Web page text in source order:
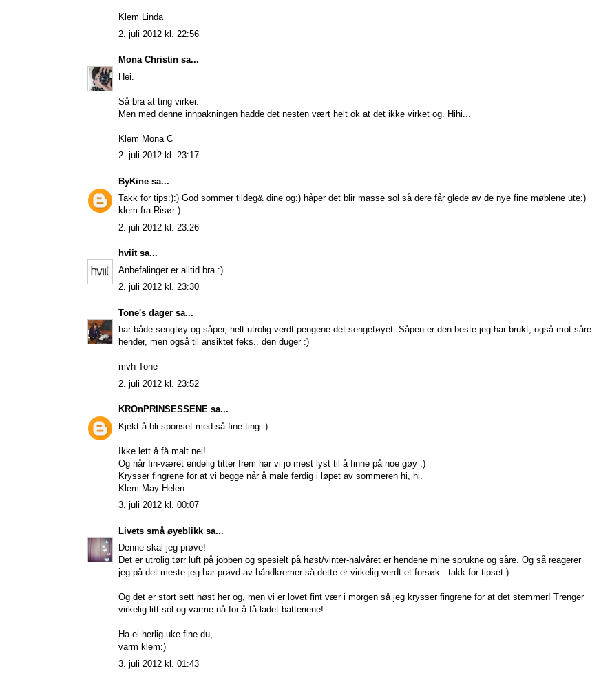
Klem Linda
2. juli 2012 kl. 22:56
Mona Christin sa...
Hei.
Så bra at ting virker.
Men med denne innpakningen hadde det nesten vært helt ok at det ikke virket og. Hihi...
Klem Mona C
2. juli 2012 kl. 23:17
ByKine sa...
Takk for tips:):) God sommer tildeg& dine og:) håper det blir masse sol så dere får glede av de nye fine møblene ute:)
klem fra Risør:)
2. juli 2012 kl. 23:26
hviitsa...
Anbefalinger er alltid bra :)
2. juli 2012 kl. 23:30
Tone's dager sa...
har både sengtøy og såper, helt utrolig verdt pengene det sengetøyet. Såpen er den beste jeg har brukt, også mot såre
hender, men også til ansiktet feks.. den duger :)
mvh Tone
2. juli 2012 kl. 23:52
KROnPRINSESSENE sa...
Kjekt å bli sponset med så fine ting :)
Ikke lett å få malt nei!
Og når fin-været endelig titter frem har vi jo mest lyst til å finne på noe gøy ;)
Krysser fingrene for at vi begge når å male ferdig i løpet av sommeren hi, hi.
Klem May Helen
3. juli 2012 kl. 00:07
Livets små øyeblikk sa...
Denne skal jeg prøve!
Det er utrolig tørr luft på jobben og spesielt på høst/vinter-halvåret er hendene mine sprukne og såre. Og så reagerer
jeg på det meste jeg har prøvd av håndkremer så dette er virkelig verdt et forsøk - takk for tipset:)
Og det er stort sett høst her og, men vi er lovet fint vær i morgen så jeg krysser fingrene for at det stemmer! Trenger
virkelig litt sol og varme nå for å få ladet batteriene!
Ha ei herlig uke fine du,
varm klem:)
3. juli 2012 kl. 01:43